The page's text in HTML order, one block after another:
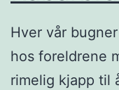
Hver vår
hos foreldrene
rimelig kjapp til